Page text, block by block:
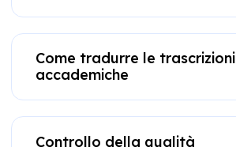
Come tradurre le trascrizioni
accademiche
Controllo della qualità